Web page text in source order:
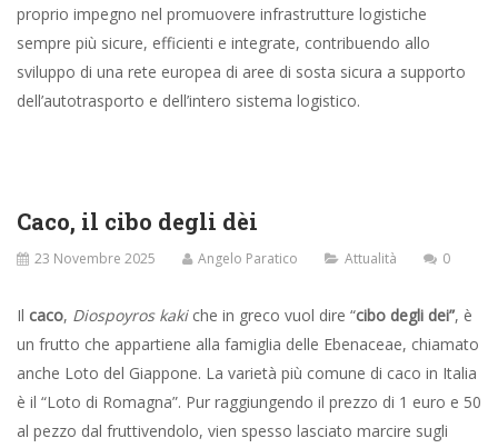
proprio impegno nel promuovere infrastrutture logistiche
sempre più sicure, efficienti e integrate, contribuendo allo
sviluppo di una rete europea di aree di sosta sicura a supporto
dell’autotrasporto e dell’intero sistema logistico.
Caco, il cibo degli dèi
23 Novembre 2025 Angelo Paratico Attualità 0
Il caco, Diospoyros kakiche in greco vuol dire “cibo degli dei”, è
un frutto che appartiene alla famiglia delle Ebenaceae, chiamato
anche Loto del Giappone. La varietà più comune di caco in Italia
è il “Loto di Romagna”. Pur raggiungendo il prezzo di 1 euro e 50
al pezzo dal fruttivendolo, vien spesso lasciato marcire sugli